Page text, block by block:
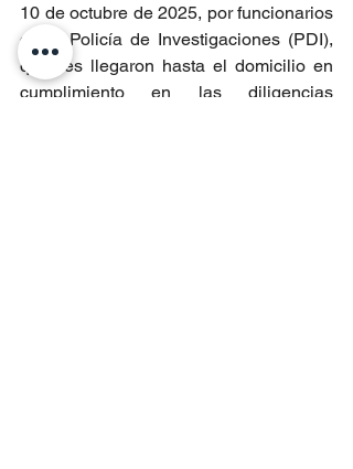
10 de octubre de 2025, por funcionarios
de la Policía de Investigaciones (PDI),
quienes llegaron hasta el domicilio en
cumplimiento en las diligencias